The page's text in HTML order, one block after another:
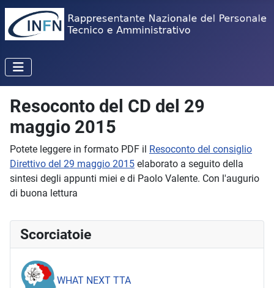
Scorciatoie
WHAT NEXT TTA
Resoconto del CD del 29
maggio 2015
Potete leggere in formato PDF il Resoconto del consiglio
Direttivo del 29 maggio 2015 elaborato a seguito della
sintesi degli appunti miei e di Paolo Valente. Con l'augurio
di buona lettura